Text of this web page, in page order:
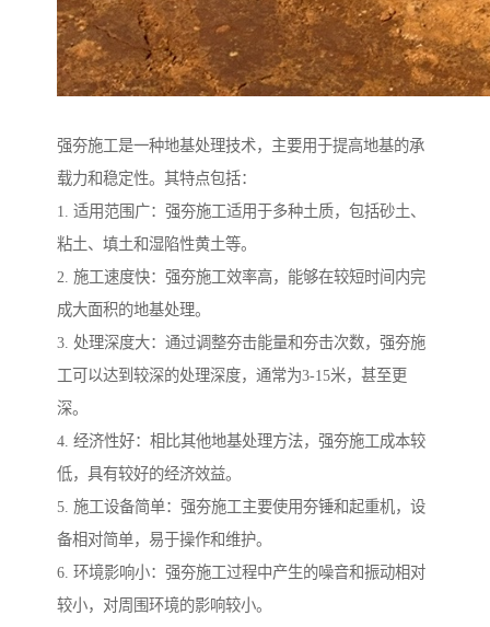
强夯施工是一种地基处理技术，主要用于提高地基的承
载力和稳定性。其特点包括：
1. 适用范围广：强夯施工适用于多种土质，包括砂土、
粘土、填土和湿陷性黄土等。
2. 施工速度快：强夯施工效率高，能够在较短时间内完
成大面积的地基处理。
3. 处理深度大：通过调整夯击能量和夯击次数，强夯施
工可以达到较深的处理深度，通常为3-15米，甚至更
深。
4. 经济性好：相比其他地基处理方法，强夯施工成本较
低，具有较好的经济效益。
5. 施工设备简单：强夯施工主要使用夯锤和起重机，设
备相对简单，易于操作和维护。
6. 环境影响小：强夯施工过程中产生的噪音和振动相对
较小，对周围环境的影响较小。